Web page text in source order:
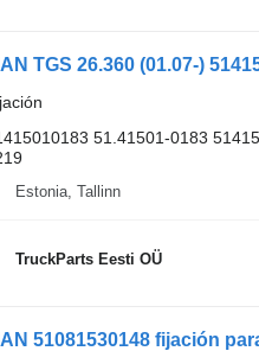
51.41501-0183
Estonia, Tallinn
TruckParts Eesti OÜ
51081530148 fijación